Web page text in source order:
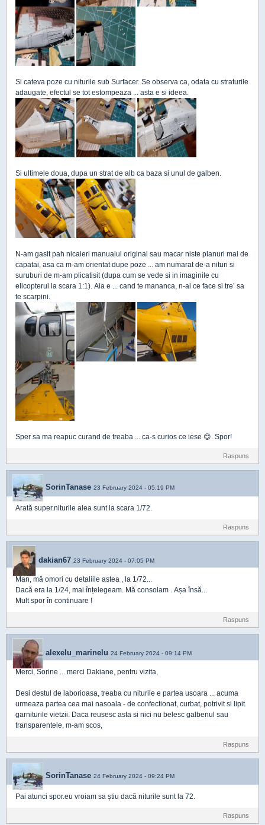
Si cateva poze cu niturile sub Surfacer. Se observa ca, odata cu straturile
adaugate, efectul se tot estompeaza ... asta e si ideea.
Si ultimele doua, dupa un strat de alb ca baza si unul de galben.
N-am gasit pah nicaieri manualul original sau macar niste planuri mai de
capatai, asa ca m-am orientat dupe poze ... am numarat de-a nituri si
suruburi de m-am plicatisit (dupa cum se vede si in imaginile cu
elicopterul la scara 1:1). Aia e ... cand te mananca, n-ai ce face si tre’ sa
te scarpini.
Sper sa ma reapuc curand de treaba ... ca-s curios ce iese 😊. Spor!
Raspuns
SorinTanase 23 February 2024 - 05:19 PM
Arată super.niturile alea sunt la scara 1/72.
Raspuns
dakian67 23 February 2024 - 07:05 PM
Man, mă omori cu detaliile astea , la 1/72...
Dacă era la 1/24, mai înțelegeam. Mă consolam . Așa însă...
Mult spor în continuare !
Raspuns
alexelu_marinelu 24 February 2024 - 09:14 PM
Merci, Sorine ... merci Dakiane, pentru vizita,
Desi destul de laborioasa, treaba cu niturile e partea usoara ... acuma
urmeaza partea cea mai nasoala - de confectionat, curbat, potrivit si lipit
garniturile vietzii. Daca reusesc asta si nici nu belesc galbenul sau
transparentele, m-am scos,
Raspuns
SorinTanase 24 February 2024 - 09:24 PM
Pai atunci spor.eu vroiam sa știu dacă niturile sunt la 72.
Raspuns